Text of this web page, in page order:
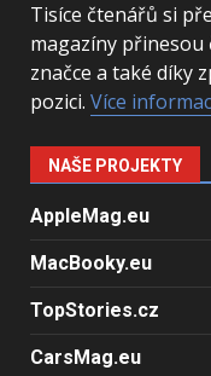
Tisíce čtenářů si
magazíny přinesou
značce a také díky
pozici. Více
NAŠE PROJEKTY
AppleMag.eu
MacBooky.eu
TopStories.cz
CarsMag.eu